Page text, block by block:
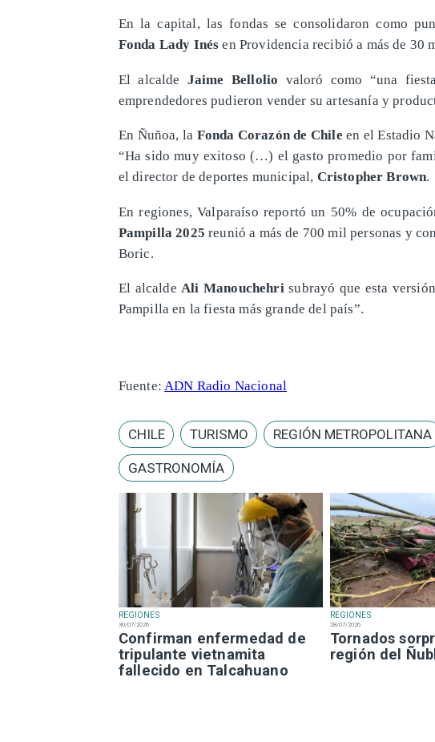
REGIONES
30/07/2026
Confirman enfermedad de
tripulante vietnamita
fallecido en Talcahuano
REGIONES
28/07/2026
Tornados
región del
En la capital, las fondas se consolidaron como
Fonda Lady Inés en Providencia recibió a más de 30
El alcalde Jaime Bellolio valoró como “una
emprendedores pudieron vender su artesanía y
En Ñuñoa, la Fonda Corazón de Chile en el Estadio
“Ha sido muy exitoso (…) el gasto promedio por
el director de deportes municipal, Cristopher Brown.
En regiones, Valparaíso reportó un 50% de
Pampilla 2025 reunió a más de 700 mil personas y
Boric.
El alcaldeAli Manouchehrisubrayó que esta
Pampilla en la fiesta más grande del país”.
Fuente: ADN Radio Nacional
CHILE TURISMO REGIÓN METROPOLITANA
GASTRONOMÍA